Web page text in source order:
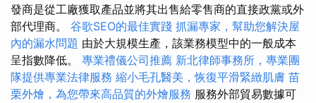
發商是從工廠獲取產品並將其出售給零售商的直接政黨或外
部代理商。 谷歌SEO的最佳實踐 抓漏專家，幫助您解決屋
內的漏水問題 由於大規模生產，該業務模型中的一般成本
呈指數降低。 專業禮儀公司推薦 新北律師事務所，專業團
隊提供專業法律服務 縮小毛孔醫美，恢復平滑緊緻肌膚 苗
栗外燴，為您帶來高品質的外燴服務 服務外部貿易數據可